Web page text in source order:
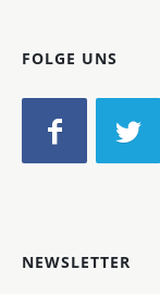
FOLGE UNS
NEWSLETTER